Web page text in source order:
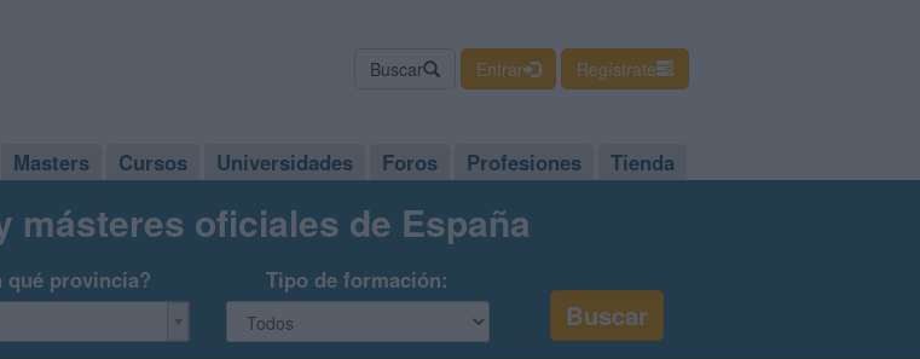
Buscar Entrar Regístrate
Masters Cursos Universidades Foros Profesiones Tienda
másteres oficiales de España
qué provincia? Tipo de formación: